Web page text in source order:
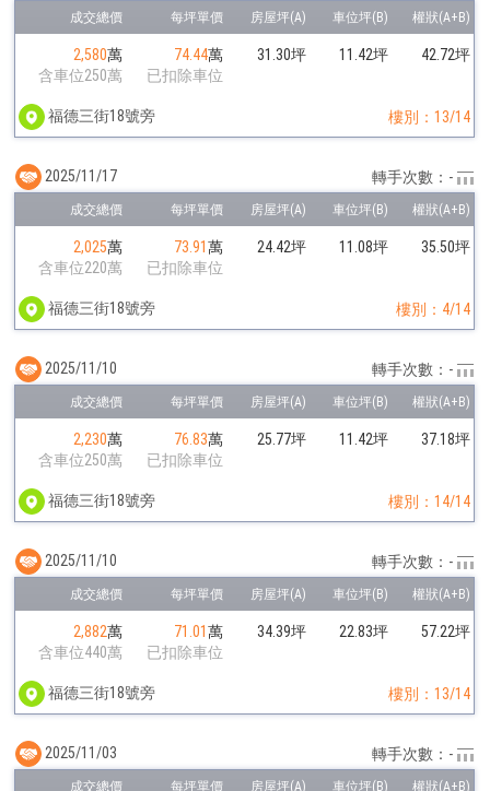
2,580萬
含車位250萬
74.44萬
已扣除車位
31.30坪 11.42坪 42.72坪
福德三街18號旁 樓別：13/14
2,025萬
含車位220萬
73.91萬
已扣除車位
24.42坪 11.08坪 35.50坪
福德三街18號旁 樓別：4/14
2025/11/17 轉手次數：-
2,230萬
含車位250萬
76.83萬
已扣除車位
25.77坪 11.42坪 37.18坪
福德三街18號旁 樓別：14/14
2025/11/10 轉手次數：-
2,882萬
含車位440萬
71.01萬
已扣除車位
34.39坪 22.83坪 57.22坪
福德三街18號旁 樓別：13/14
2025/11/10 轉手次數：-
2025/11/03 轉手次數：-